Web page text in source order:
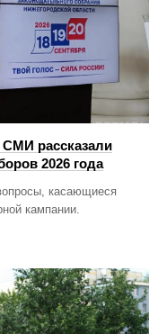
СМИ рассказали
2026 года
касающиеся
кампании.